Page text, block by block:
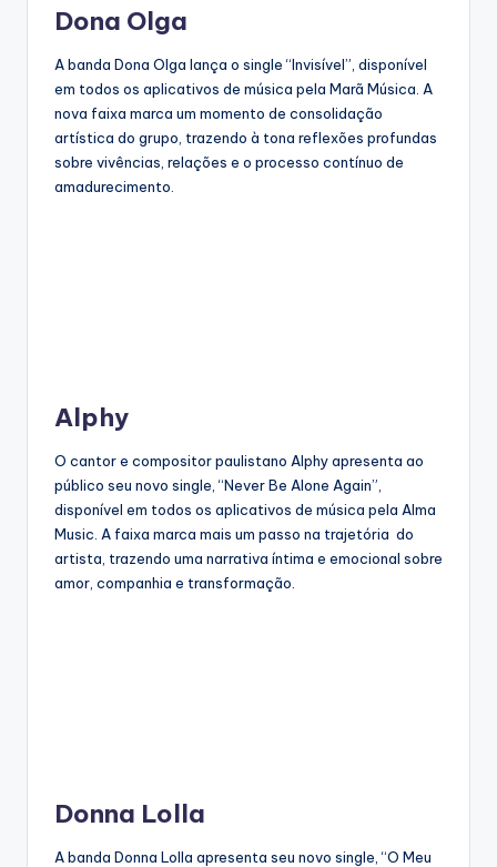
Dona Olga
A banda Dona Olga lança o single “Invisível”, disponível
em todos os aplicativos de música pela Marã Música. A
nova faixa marca um momento de consolidação
artística do grupo, trazendo à tona reflexões profundas
sobre vivências, relações e o processo contínuo de
amadurecimento.
Alphy
O cantor e compositor paulistano Alphy apresenta ao
público seu novo single, “Never Be Alone Again”,
disponível em todos os aplicativos de música pela Alma
Music. A faixa marca mais um passo na trajetória do
artista, trazendo uma narrativa íntima e emocional sobre
amor, companhia e transformação.
Donna Lolla
A banda Donna Lolla apresenta seu novo single, “O Meu